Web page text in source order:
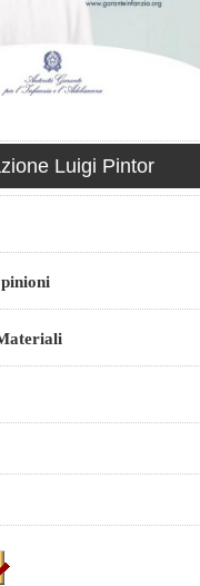
Luigi Pintor